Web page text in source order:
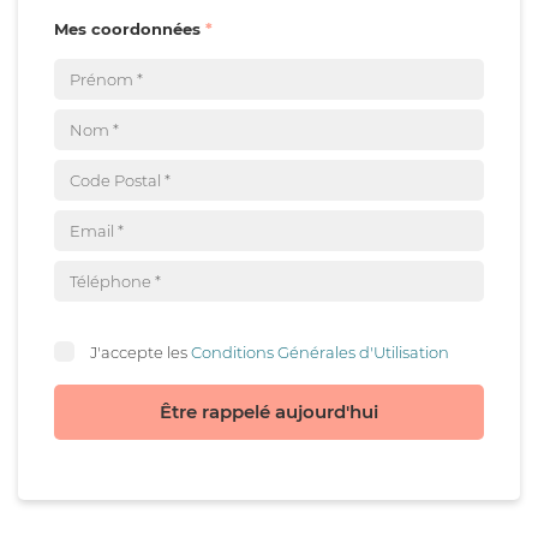
Mes coordonnées
J'accepte lesConditions Générales d'Utilisation
Être rappelé aujourd'hui